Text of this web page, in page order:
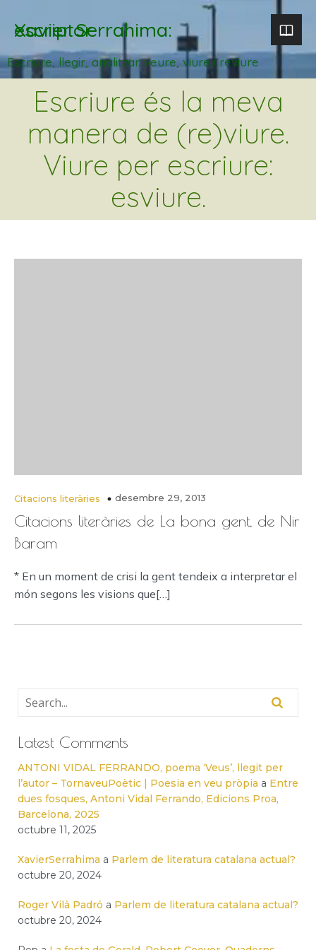
Xavier Serrahima: escriptor
Escriure, llegir, analitzar. veure, viure i reviure
Escriure és la meva
manera de (re)viure.
Viure per escriure:
esviure.
Citacions literàries desembre 29, 2013
Citacions literàries de La bona gent, de Nir
Baram
* En un moment de crisi la gent tendeix a interpretar el
món segons les visions que[…]
Latest Comments
ANTONI VIDAL FERRANDO, poema ‘Veus’, llegit per
l’autor – TornaveuPoètic | Poesia en veu pròpia a Entre
dues fosques, Antoni Vidal Ferrando, Edicions Proa,
Barcelona, 2025
octubre 11, 2025
XavierSerrahima a Parlem de literatura catalana actual?
octubre 20, 2024
Roger Vilà Padró a Parlem de literatura catalana actual?
octubre 20, 2024